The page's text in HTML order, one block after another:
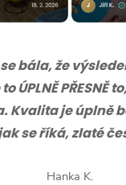
bála, že
ÚPLNĚ PŘESNĚ
Kvalita je úplně
se říká, zlaté
Hanka K.